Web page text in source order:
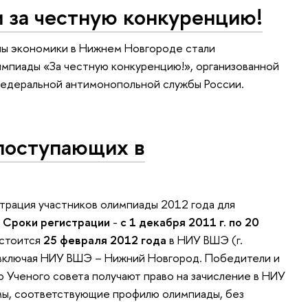
честную конкуренцию!
экономики в Нижнем Новгороде стали
«За честную конкуренцию!», организованной
антимонопольной службы России.
в
участников олимпиады 2012 года для
Сроки регистрации - с 1 декабря 2011 г. по 20
25 февраля 2012 года в НИУ ВШЭ (г.
НИУ ВШЭ – Нижний Новгород. Победители и
совета получают право на зачисление в НИУ
соответствующие профилю олимпиады, без